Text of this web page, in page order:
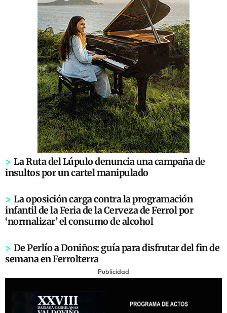
> La Ruta del Lúpulo denuncia una campaña de
insultos por un cartel manipulado
> La oposición carga contra la programación
infantil de la Feria de la Cerveza de Ferrol por
‘normalizar’ el consumo de alcohol
> De Perlío a Doniños: guía para disfrutar del fin de
semana en Ferrolterra
Publicidad